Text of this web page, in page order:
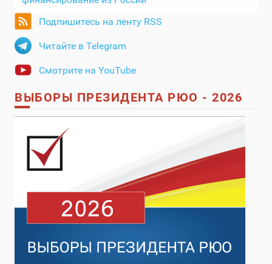
Подпишитесь на ленту RSS
Читайте в Telegram
Смотрите на YouTube
ВЫБОРЫ ПРЕЗИДЕНТА РЮО - 2026